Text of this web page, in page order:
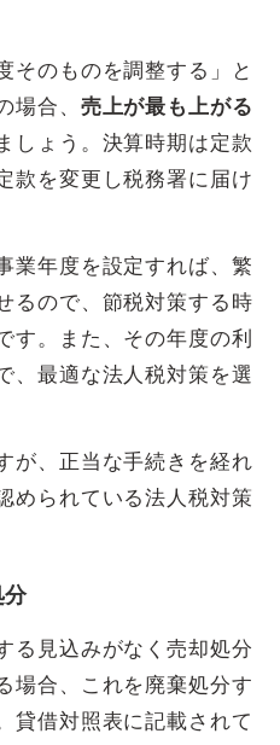
そのものを調整する」と
場合、 売上が最も上がる
しょう。決算時期は定款
款を変更し税務署に届け
業年度を設定すれば、繁
るので、節税対策する時
す。また、その年度の利
、最適な法人税対策を選
が、正当な手続きを経れ
められている法人税対策
る見込みがなく売却処分
場合、これを廃棄処分す
貸借対照表に記載されて